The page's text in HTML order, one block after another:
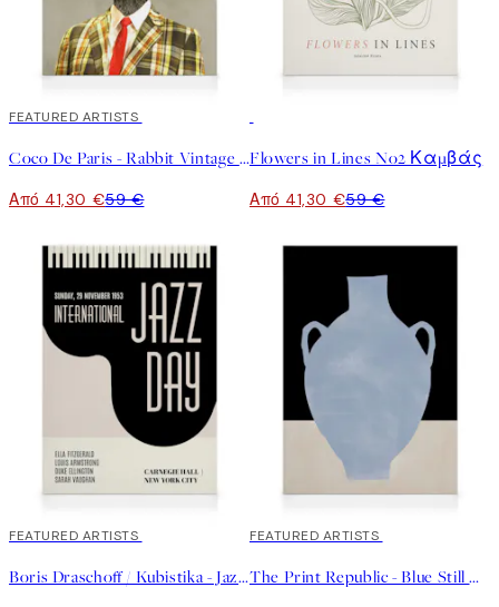
30%*
FEATURED ARTISTS
Coco De Paris - Rabbit Vintage Man Καμβά
Από 41,30 €59 €
Flowers in Lines No2 Καμβάς
Από 41,30 €59 €
30%*
FEATURED ARTISTS
Boris Draschoff / Kubistika - Jazzy Days No2 Καμβάς
30%*
FEATURED ARTISTS
The Print Republic - Blue Still Life Poster No1 Καμβάς